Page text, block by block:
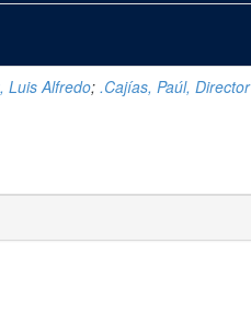
Luis Alfredo; .Cajías, Paúl, Director